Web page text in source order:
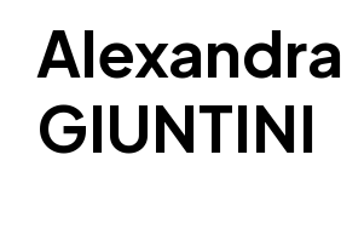
Alexandra
GIUNTINI